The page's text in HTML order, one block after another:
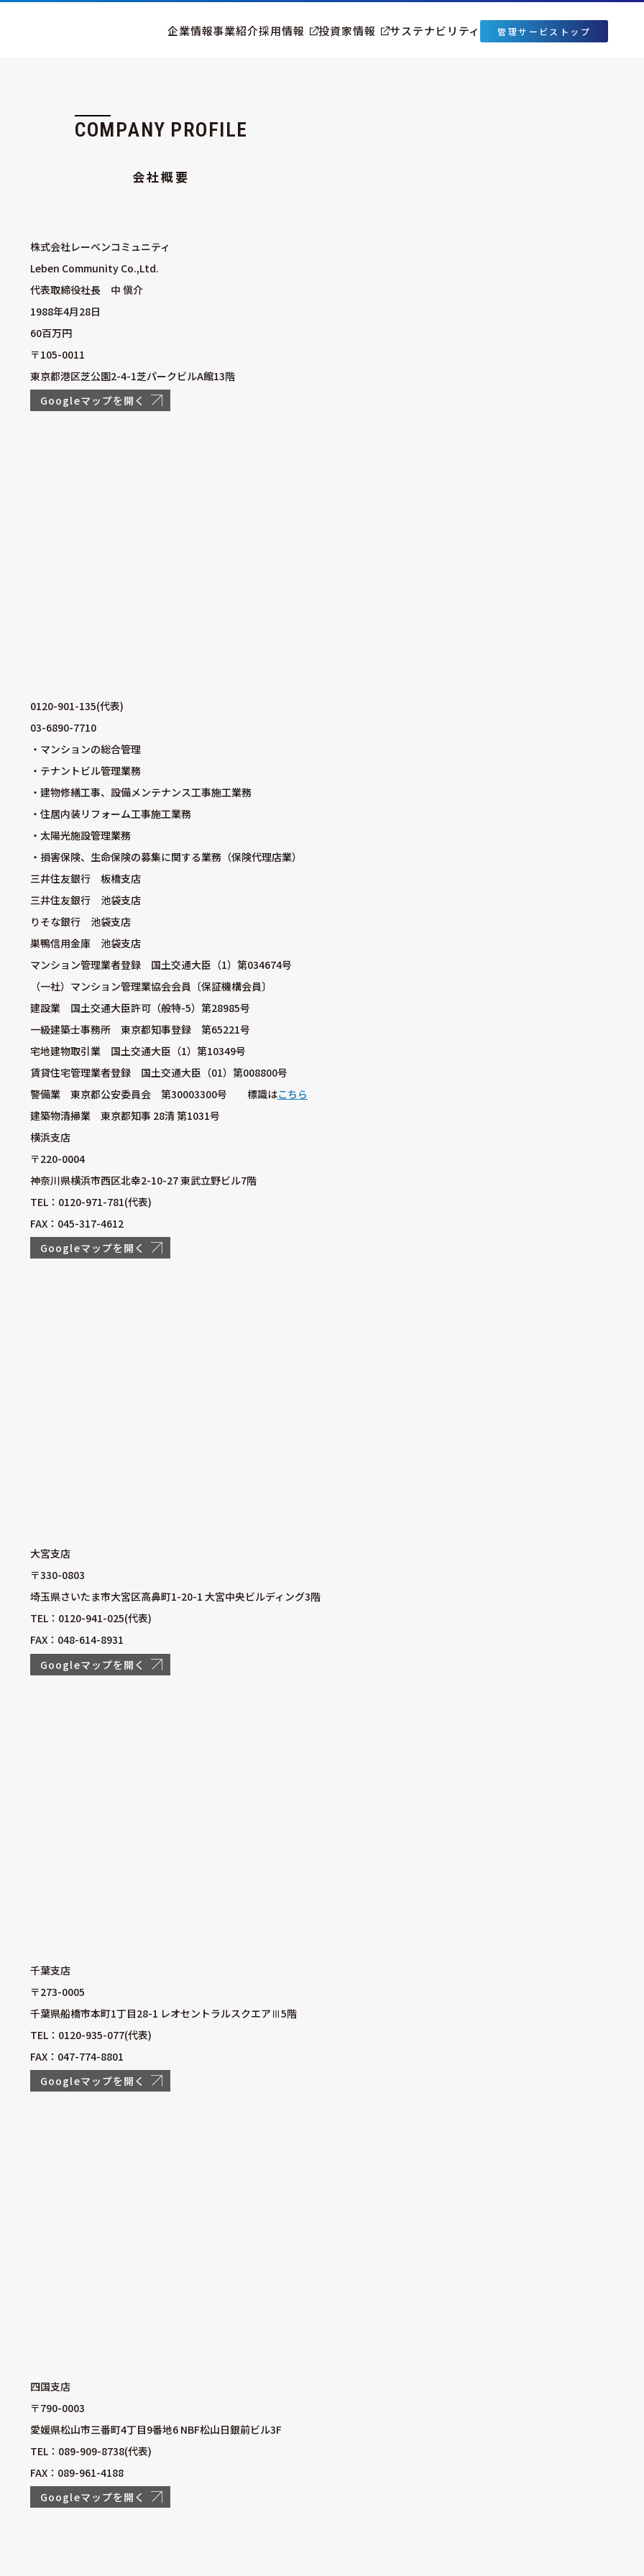
企業情報事業紹介採用情報 投資家情報 サステナビリティ 管理サービストップ
COMPANY PROFILE
会社概要
株式会社レーベンコミュニティ
Leben Community Co.,Ltd.
代表取締役社長 中 愼介
1988年4月28日
60百万円
〒105-0011
東京都港区芝公園2-4-1芝パークビルA館13階
Googleマップを開く
0120-901-135(代表)
03-6890-7710
・マンションの総合管理
・テナントビル管理業務
・建物修繕工事、設備メンテナンス工事施工業務
・住居内装リフォーム工事施工業務
・太陽光施設管理業務
・損害保険、生命保険の募集に関する業務（保険代理店業）
三井住友銀行 板橋支店
三井住友銀行 池袋支店
りそな銀行 池袋支店
巣鴨信用金庫 池袋支店
マンション管理業者登録 国土交通大臣（1）第034674号
（一社）マンション管理業協会会員〔保証機構会員〕
建設業 国土交通大臣許可（般特-5）第28985号
一級建築士事務所 東京都知事登録 第65221号
宅地建物取引業 国土交通大臣（1）第10349号
賃貸住宅管理業者登録 国土交通大臣（01）第008800号
警備業 東京都公安委員会 第30003300号 標識はこちら
建築物清掃業 東京都知事 28清 第1031号
横浜支店
〒220-0004
神奈川県横浜市西区北幸2-10-27 東武立野ビル7階
TEL：0120-971-781(代表)
FAX：045-317-4612
Googleマップを開く
大宮支店
〒330-0803
埼玉県さいたま市大宮区高鼻町1-20-1 大宮中央ビルディング3階
TEL：0120-941-025(代表)
FAX：048-614-8931
Googleマップを開く
千葉支店
〒273-0005
千葉県船橋市本町1丁目28-1 レオセントラルスクエアⅢ5階
TEL：0120-935-077(代表)
FAX：047-774-8801
Googleマップを開く
四国支店
〒790-0003
愛媛県松山市三番町4丁目9番地6 NBF松山日銀前ビル3F
TEL：089-909-8738(代表)
FAX：089-961-4188
Googleマップを開く